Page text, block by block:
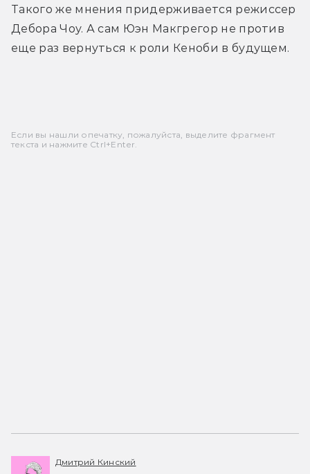
Такого же мнения придерживается режиссер
Дебора Чоу. А сам Юэн Макгрегор не против
еще раз вернуться к роли Кеноби в будущем.
Если вы нашли опечатку, пожалуйста, выделите фрагмент
текста и нажмите Ctrl+Enter.
Дмитрий Кинский